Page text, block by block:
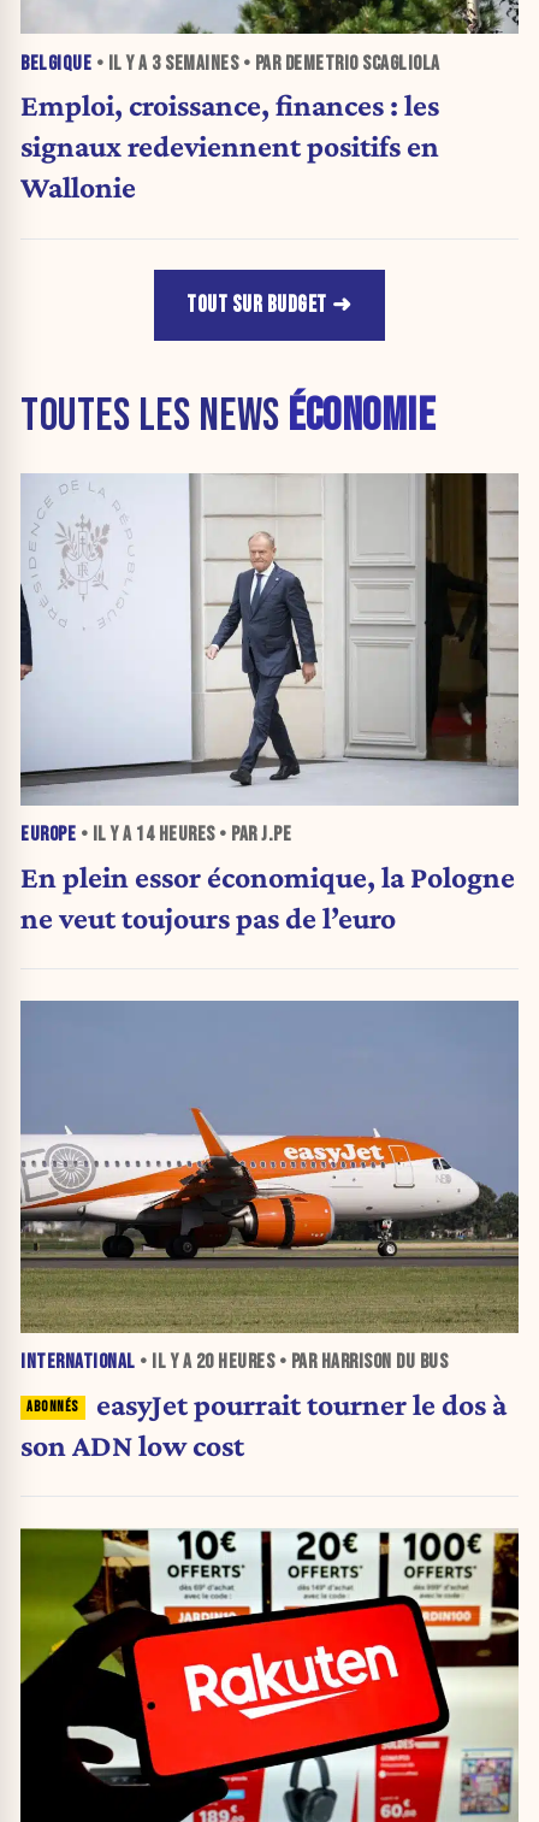
BELGIQUE • IL Y A 3 SEMAINES• PAR DEMETRIO SCAGLIOLA
Emploi, croissance, finances : les
signaux redeviennent positifs en
Wallonie
TOUT SUR BUDGET
TOUTES LES NEWS ÉCONOMIE
EUROPE • IL Y A 14 HEURES• PAR J.PE
En plein essor économique, la Pologne
ne veut toujours pas de l’euro
INTERNATIONAL • IL Y A 20 HEURES• PAR HARRISON DU BUS
easyJet pourrait tourner le dos à
son ADN low cost